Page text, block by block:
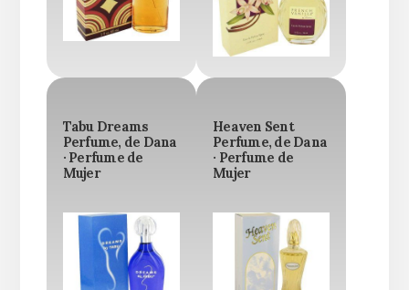
Tabu Dreams
Perfume, de Dana
· Perfume de
Mujer
Heaven Sent
Perfume, de Dana
· Perfume de
Mujer